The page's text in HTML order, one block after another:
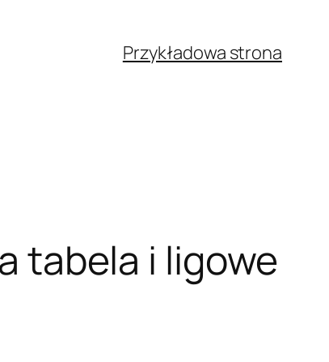
Przykładowa strona
tabela i ligowe